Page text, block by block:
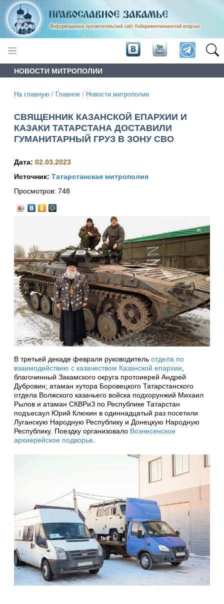
НОВОСТИ МИТРОПОЛИИ
На главную / Главное / Новости митрополии
СВЯЩЕННИК КАЗАНСКОЙ ЕПАРХИИ И
КАЗАКИ ТАТАРСТАНА ДОСТАВИЛИ
ГУМАНИТАРНЫЙ ГРУЗ В ЗОНУ СВО
Дата: 02.03.2023
Источник: Татарстанская митрополия
Просмотров: 748
В третьей декаде февраля руководитель отдела по
взаимодействию с казачеством Казанской епархии
благочинный Закамского округа протоиерей Андрей
Дубровин; атаман хутора Боровецкого Татарстанского
отдела Волжского казачьего войска подхорунжий Михаил
Рылов и атаман СКВРиЗ по Республике Татарстан
подъесаул Юрий Клюкин в одиннадцатый раз посетили
Луганскую Народную Республику и Донецкую Народную
Республику. Поездку организовало Вознесенское
архиерейское подворье